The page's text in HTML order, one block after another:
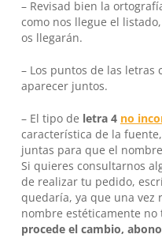
No hay
– Revisad bien la
como nos llegue el
os llegarán.
– Los puntos de las letras
aparecer juntos.
– El tipo de letra 4 no
característica de la
juntas para que el
Si quieres consultarnos
de realizar tu pedido,
quedaría, ya que una vez
nombre estéticamente no
procede el cambio,